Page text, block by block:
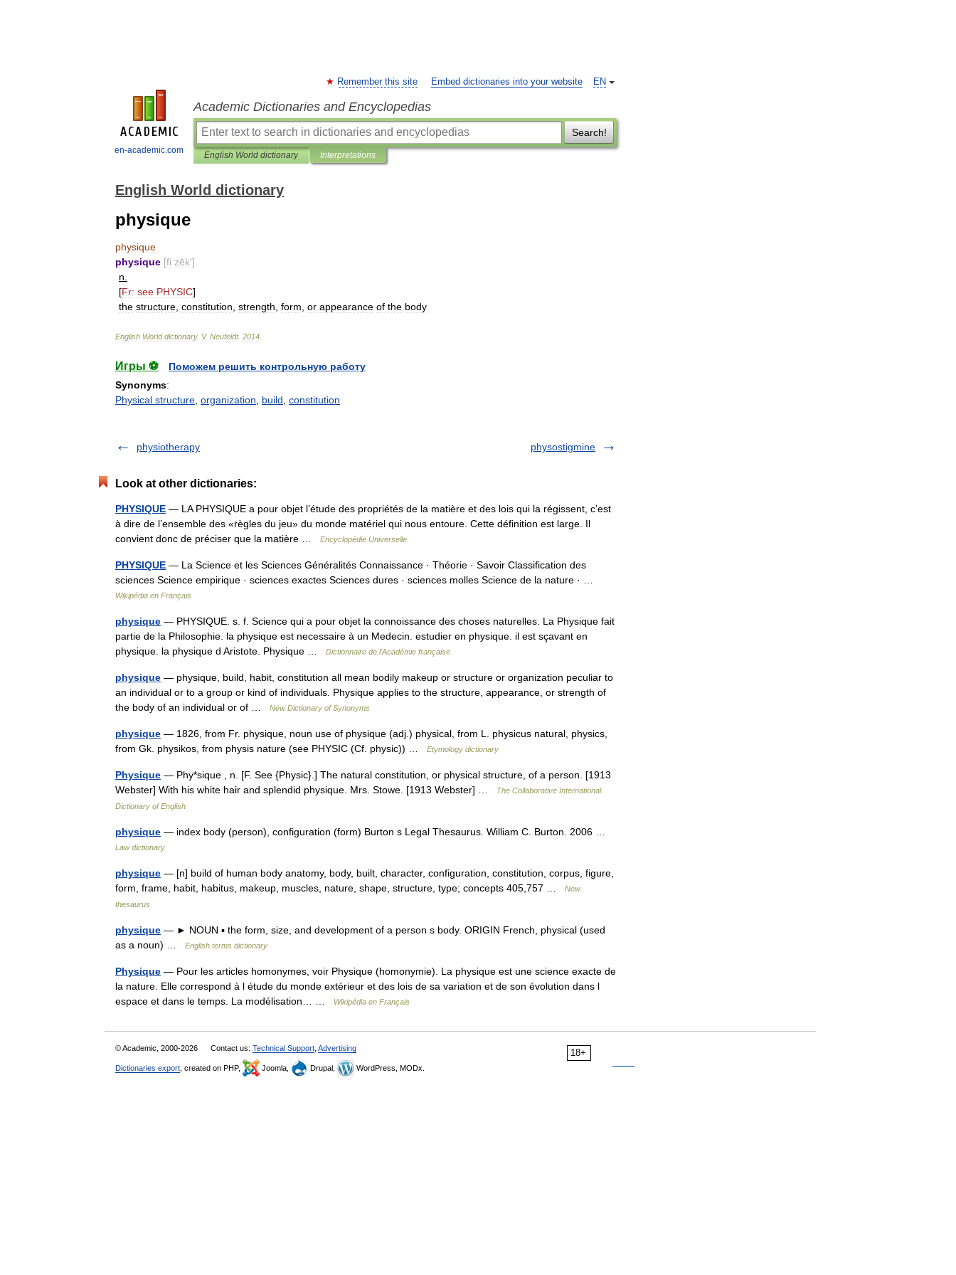
en-academic.com
EN
Remember this site Embed dictionaries into your website
Academic Dictionaries and Encyclopedias
Search!
English World dictionary Interpretations
English World dictionary
physique
physique
physique [fi zēk′]
n
[Fr: see PHYSIC]
the structure constitution strength form or appearance of the body
English World dictionary. V. Neufeldt. 2014
Игры ⚽
Поможем решить контрольную работу
Synonyms:
Physical structure organization build constitution
physiotherapy physostigmine
Look at other dictionaries:
PHYSIQUE — LA PHYSIQUE a pour objet l’étude des propriétés de la matière et des lois qui la régissent, c’est
à dire de l’ensemble des «règles du jeu» du monde matériel qui nous entoure. Cette définition est large. Il
convient donc de préciser que la matière …
Encyclopédie Universelle
PHYSIQUE — La Science et les Sciences Généralités Connaissance · Théorie · Savoir Classification des
sciences Science empirique · sciences exactes Sciences dures · sciences molles Science de la nature · …
Wikipédia en Français
physique — PHYSIQUE. s. f. Science qui a pour objet la connoissance des choses naturelles. La Physique fait
partie de la Philosophie. la physique est necessaire à un Medecin. estudier en physique. il est sçavant en
physique. la physique d Aristote. Physique …
Dictionnaire de l'Académie française
physique — physique, build, habit, constitution all mean bodily makeup or structure or organization peculiar to
an individual or to a group or kind of individuals. Physique applies to the structure, appearance, or strength of
the body of an individual or of …
New Dictionary of Synonyms
physique — 1826, from Fr. physique, noun use of physique (adj.) physical, from L. physicus natural, physics,
from Gk. physikos, from physis nature (see PHYSIC (Cf. physic)) …
Etymology dictionary
Physique — Phy*sique , n. [F. See {Physic}.] The natural constitution, or physical structure, of a person. [1913
Webster] With his white hair and splendid physique. Mrs. Stowe. [1913 Webster] …
The Collaborative International
Dictionary of English
physique — index body (person), configuration (form) Burton s Legal Thesaurus. William C. Burton. 2006 …
Law dictionary
physique — [n] build of human body anatomy, body, built, character, configuration, constitution, corpus, figure,
form, frame, habit, habitus, makeup, muscles, nature, shape, structure, type; concepts 405,757 …
New
thesaurus
physique — ► NOUN ▪ the form, size, and development of a person s body. ORIGIN French, physical (used
as a noun) …
English terms dictionary
Physique — Pour les articles homonymes, voir Physique (homonymie). La physique est une science exacte de
la nature. Elle correspond à l étude du monde extérieur et des lois de sa variation et de son évolution dans l
espace et dans le temps. La modélisation… …
Wikipédia en Français
18+
© Academic, 2000-2026 Contact us: Technical Support Advertising
Dictionaries export , created on PHP, Joomla, Drupal, WordPress, MODx.